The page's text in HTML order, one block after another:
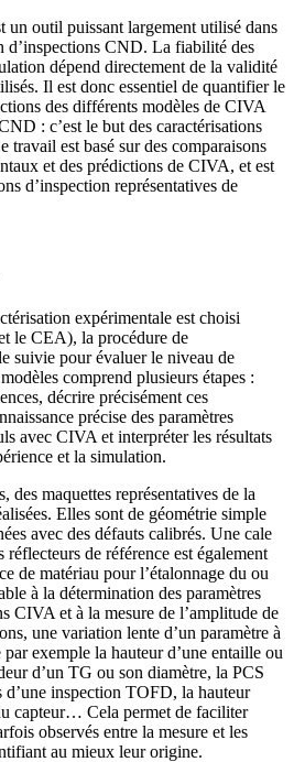
un outil puissant largement utilisé dans
d’inspections CND. La fiabilité des
dépend directement de la validité
Il est donc essentiel de quantifier le
des différents modèles de CIVA
: c’est le but des caractérisations
travail est basé sur des comparaisons
et des prédictions de CIVA, et est
d’inspection représentatives de
expérimentale est choisi
le CEA), la procédure de
suivie pour évaluer le niveau de
comprend plusieurs étapes :
décrire précisément ces
précise des paramètres
avec CIVA et interpréter les résultats
et la simulation.
des maquettes représentatives de la
Elles sont de géométrie simple
avec des défauts calibrés. Une cale
réflecteurs de référence est également
de matériau pour l’étalonnage du ou
à la détermination des paramètres
CIVA et à la mesure de l’amplitude de
une variation lente d’un paramètre à
exemple la hauteur d’une entaille ou
d’un TG ou son diamètre, la PCS
inspection TOFD, la hauteur
capteur… Cela permet de faciliter
observés entre la mesure et les
au mieux leur origine.